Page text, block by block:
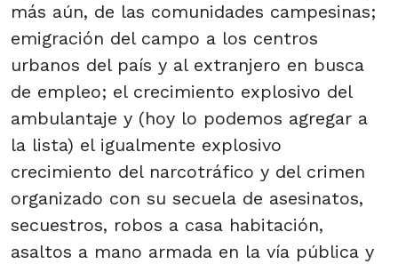
más aún, de las comunidades campesinas;
emigración del campo a los centros
urbanos del país y al extranjero en busca
de empleo; el crecimiento explosivo del
ambulantaje y (hoy lo podemos agregar a
la lista) el igualmente explosivo
crecimiento del narcotráfico y del crimen
organizado con su secuela de asesinatos,
secuestros, robos a casa habitación,
asaltos a mano armada en la vía pública y